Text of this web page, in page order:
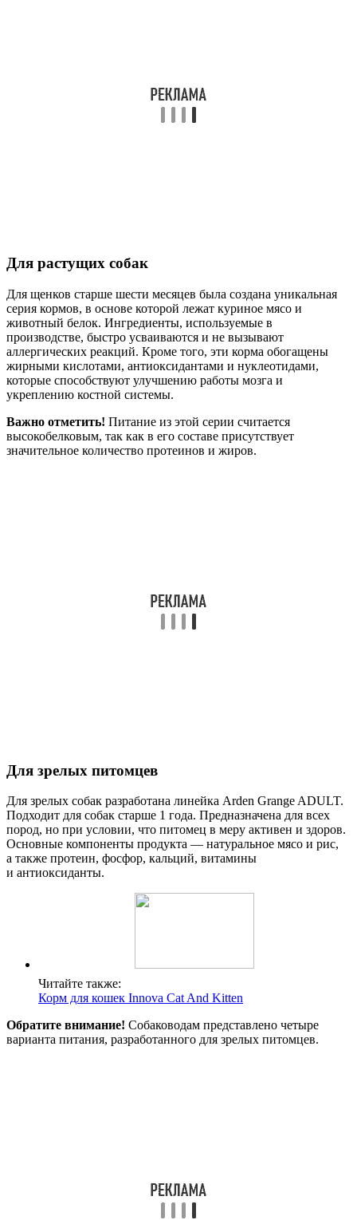
Для растущих собак
Для щенков старше шести месяцев была создана уникальная
серия кормов, в основе которой лежат куриное мясо и
животный белок. Ингредиенты, используемые в
производстве, быстро усваиваются и не вызывают
аллергических реакций. Кроме того, эти корма обогащены
жирными кислотами, антиоксидантами и нуклеотидами,
которые способствуют улучшению работы мозга и
укреплению костной системы.
Важно отметить! Питание из этой серии считается
высокобелковым, так как в его составе присутствует
значительное количество протеинов и жиров.
Для зрелых питомцев
Для зрелых собак разработана линейка Arden Grange ADULT.
Подходит для собак старше 1 года. Предназначена для всех
пород, но при условии, что питомец в меру активен и здоров.
Основные компоненты продукта — натуральное мясо и рис,
а также протеин, фосфор, кальций, витамины
и антиоксиданты.
Читайте также:
Корм для кошек Innova Cat And Kitten
Обратите внимание! Собаководам представлено четыре
варианта питания, разработанного для зрелых питомцев.